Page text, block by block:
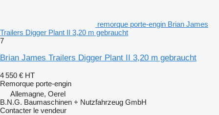
remorque porte-engin Brian James
Trailers Digger Plant II 3,20 m gebraucht
7
Brian James Trailers Digger Plant II 3,20 m gebraucht
4 550 € HT
Remorque porte-engin
Allemagne, Oerel
B.N.G. Baumaschinen + Nutzfahrzeug GmbH
Contacter le vendeur